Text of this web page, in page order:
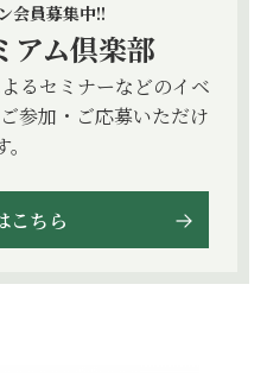
会員募集中!!
アム倶楽部
るセミナーなどのイベ
参加・ご応募いただけ
こちら